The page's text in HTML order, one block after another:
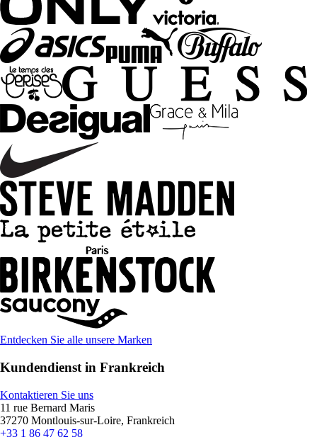
Entdecken Sie alle unsere Marken
Kundendienst in Frankreich
Kontaktieren Sie uns
11 rue Bernard Maris
37270 Montlouis-sur-Loire, Frankreich
+33 1 86 47 62 58